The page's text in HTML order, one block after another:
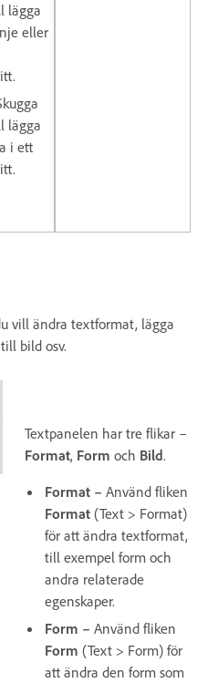
lägga
eller
lägga
i ett
vill ändra textformat, lägga
bild osv.
Textpanelen har tre flikar –
Format, Form och Bild.
Format – Använd fliken
Format (Text > Format)
för att ändra textformat,
till exempel form och
andra relaterade
egenskaper.
Form – Använd fliken
Form (Text > Form) för
att ändra den form som